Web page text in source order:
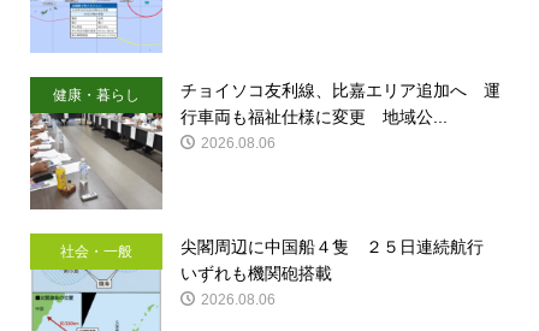
健康・暮らし
チョイソコ友利線、比嘉エリア追加へ 運
行車両も福祉仕様に変更 地域公...
2026.08.06
社会・一般
尖閣周辺に中国船４隻 ２５日連続航行
いずれも機関砲搭載
2026.08.06